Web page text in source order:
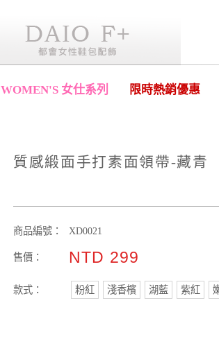
WOMEN'S 女仕系列 限時熱銷優惠
質感緞面手打素面領帶-藏青
商品編號： XD0021
售價： NTD 299
款式： 粉紅 淺香檳 湖藍 紫紅